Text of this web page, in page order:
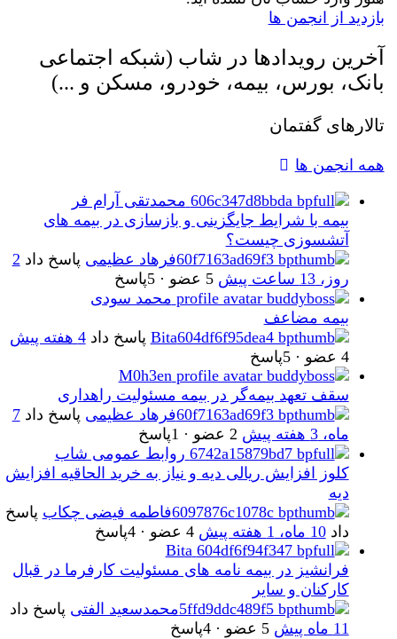
بازدید از انجمن ها
آخرین رویدادها در شاب (شبکه اجتماعی
بانک، بورس، بیمه، خودرو، مسکن و ...)
تالارهای گفتمان
همه انجمن ها
محمدتقی آرام فر
بیمه با شرایط جایگزینی و بازسازی در بیمه های
آتشسوزی چیست؟
فرهاد عظیمی
پاسخ داد 2
روز، 13 ساعت پیش
5 عضو · 5پاسخ
محمد سودی
بیمه مضاعف
Bita پاسخ داد 4 هفته پیش
4 عضو
· 5پاسخ
M0h3en
سقف تعهد بیمه‌گر در بیمه مسئولیت راهداری
فرهاد عظیمی
پاسخ داد 7
ماه، 3 هفته پیش
2 عضو · 1پاسخ
روابط عمومی شاب
کلوز افزایش ریالی دیه و نیاز به خرید الحاقیه افزایش
دیه
فاطمه فیضی چکاب پاسخ
داد 10 ماه، 1 هفته پیش 4 عضو · 4پاسخ
Bita
فرانشیز در بیمه نامه های مسئولیت کارفرما در قبال
کارکنان و سایر
محمدسعید الفتی
پاسخ داد
11 ماه پیش
5 عضو · 4پاسخ